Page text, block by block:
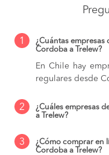
1
¿Cuántas empresas
Cordoba a Trelew?
En Chile hay
regulares desde
2
¿Cuáles empresas
a Trelew?
3
¿Cómo comprar en
Cordoba a Trelew?